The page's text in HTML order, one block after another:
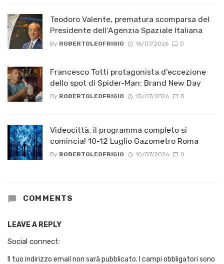
Teodoro Valente, prematura scomparsa del
Presidente dell’Agenzia Spaziale Italiana
By ROBERTOLEOFRIGIO 16/07/2026 0
Francesco Totti protagonista d’eccezione
dello spot di Spider-Man: Brand New Day
By ROBERTOLEOFRIGIO 15/07/2026 0
Videocittà, il programma completo si
comincia! 10-12 Luglio Gazometro Roma
By ROBERTOLEOFRIGIO 10/07/2026 0
COMMENTS
LEAVE A REPLY
Social connect:
Il tuo indirizzo email non sarà pubblicato. I campi obbligatori sono